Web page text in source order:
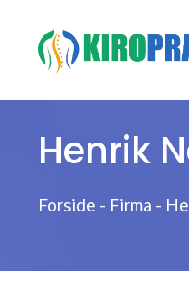
indhold
Henrik
Forside - Firma -